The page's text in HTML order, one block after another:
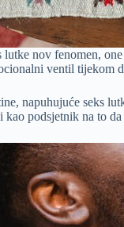
lutke nov fenomen,
ventil
napuhujuće seks
podsjetnik na to